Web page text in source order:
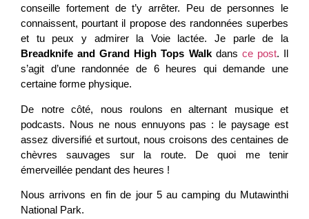
conseille fortement de t’y arrêter. Peu de personnes le
connaissent, pourtant il propose des randonnées superbes
et tu peux y admirer la Voie lactée. Je parle de la
Breadknife and Grand High Tops Walkdans ce post. Il
s’agit d’une randonnée de 6 heures qui demande une
certaine forme physique.
De notre côté, nous roulons en alternant musique et
podcasts. Nous ne nous ennuyons pas : le paysage est
assez diversifié et surtout, nous croisons des centaines de
chèvres sauvages sur la route. De quoi me tenir
émerveillée pendant des heures !
Nous arrivons en fin de jour 5 au camping du Mutawinthi
National Park.